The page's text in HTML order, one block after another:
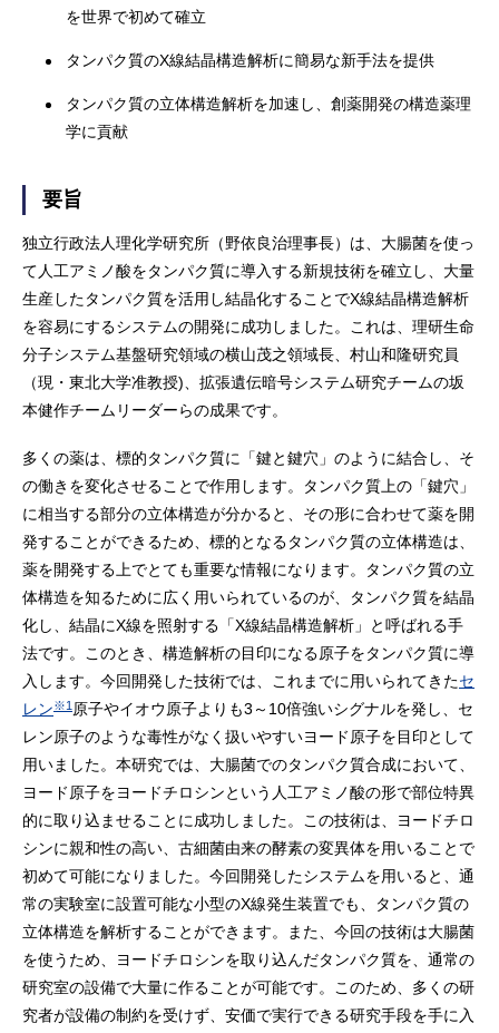
を世界で初めて確立
タンパク質のX線結晶構造解析に簡易な新手法を提供
タンパク質の立体構造解析を加速し、創薬開発の構造薬理
学に貢献
要旨
独立行政法人理化学研究所（野依良治理事長）は、大腸菌を使っ
て人工アミノ酸をタンパク質に導入する新規技術を確立し、大量
生産したタンパク質を活用し結晶化することでX線結晶構造解析
を容易にするシステムの開発に成功しました。これは、理研生命
分子システム基盤研究領域の横山茂之領域長、村山和隆研究員
（現・東北大学准教授)、拡張遺伝暗号システム研究チームの坂
本健作チームリーダーらの成果です。
多くの薬は、標的タンパク質に「鍵と鍵穴」のように結合し、そ
の働きを変化させることで作用します。タンパク質上の「鍵穴」
に相当する部分の立体構造が分かると、その形に合わせて薬を開
発することができるため、標的となるタンパク質の立体構造は、
薬を開発する上でとても重要な情報になります。タンパク質の立
体構造を知るために広く用いられているのが、タンパク質を結晶
化し、結晶にX線を照射する「X線結晶構造解析」と呼ばれる手
法です。このとき、構造解析の目印になる原子をタンパク質に導
入します。今回開発した技術では、これまでに用いられてきたセ
レン※1 原子やイオウ原子よりも3～10倍強いシグナルを発し、セ
レン原子のような毒性がなく扱いやすいヨード原子を目印として
用いました。本研究では、大腸菌でのタンパク質合成において、
ヨード原子をヨードチロシンという人工アミノ酸の形で部位特異
的に取り込ませることに成功しました。この技術は、ヨードチロ
シンに親和性の高い、古細菌由来の酵素の変異体を用いることで
初めて可能になりました。今回開発したシステムを用いると、通
常の実験室に設置可能な小型のX線発生装置でも、タンパク質の
立体構造を解析することができます。また、今回の技術は大腸菌
を使うため、ヨードチロシンを取り込んだタンパク質を、通常の
研究室の設備で大量に作ることが可能です。このため、多くの研
究者が設備の制約を受けず、安価で実行できる研究手段を手に入